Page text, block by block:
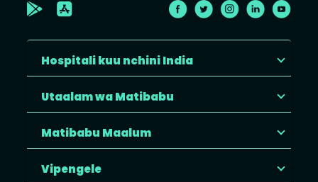
Hospitali kuu nchini India
Utaalam wa Matibabu
Matibabu Maalum
Vipengele